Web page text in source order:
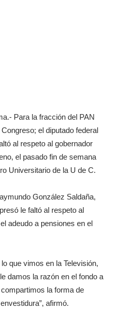
Para la fracción del PAN
Congreso; el diputado federal
al respeto al gobernador
el pasado fin de semana
Universitario de la U de C.
González Saldaña,
le faltó al respeto al
adeudo a pensiones en el
que vimos en la Televisión,
damos la razón en el fondo a
la forma de
afirmó.